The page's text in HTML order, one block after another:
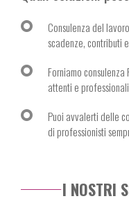
Consulenza del
scadenze, contributi
Forniamo
attenti e
Puoi avvalerti delle
di professionisti
I NOSTRI